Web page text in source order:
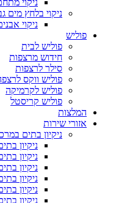
ניקוי
ניקוי בלחץ מים
ניקוי
פוליש
פוליש לבית
חידוש מרצפות
סילר לרצפות
פוליש ווקס
פוליש לקרמיקה
פוליש קריסטל
המלצות
אזורי שירות
ניקיון בתים
ניקיון
ניקיון
ניקיון
ניקיון
ניקיון
ניקיון